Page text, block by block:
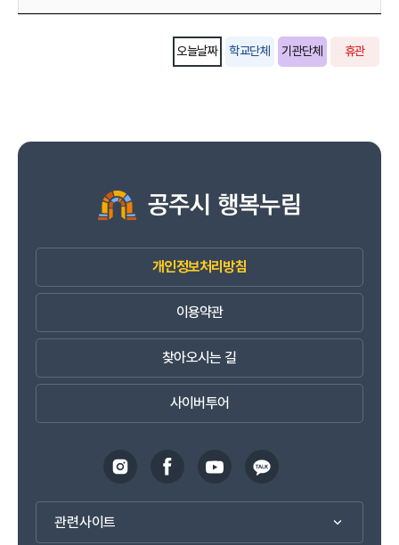
오늘날짜 학교단체 기관단체 휴관
개인정보처리방침
이용약관
찾아오시는 길
사이버투어
관련사이트